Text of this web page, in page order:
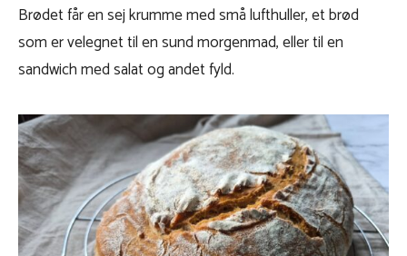
Brødet får en sej krumme med små lufthuller, et brød
som er velegnet til en sund morgenmad, eller til en
sandwich med salat og andet fyld.